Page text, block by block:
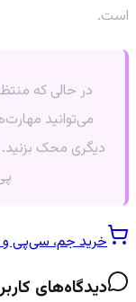
است.
می‌توانید
دیگری محک
خرید جم، سی‌پی و
دیدگاه‌های